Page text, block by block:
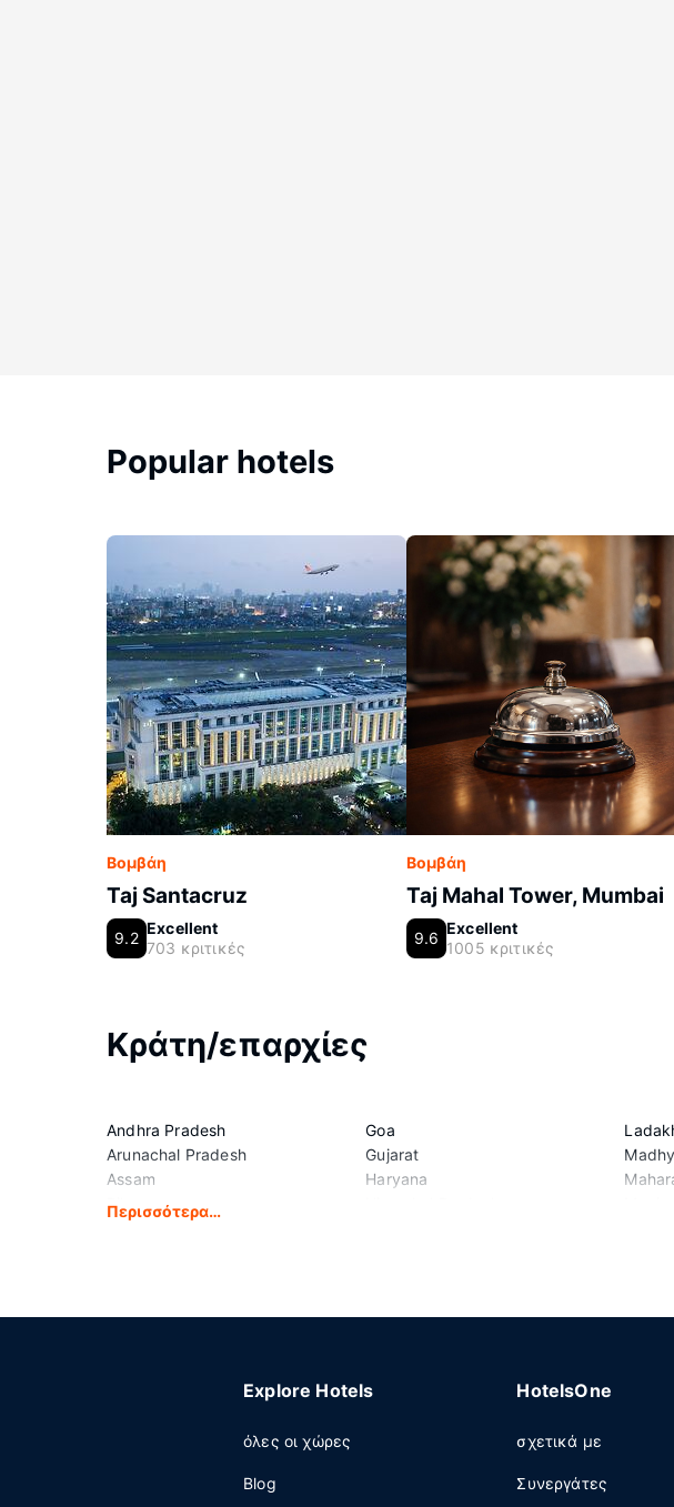
Popular hotels
Βομβάη
Taj Santacruz
9.2
Excellent
703 κριτικές
Βομβάη
Taj Mahal Tower, Mumbai
9.6
Excellent
1005 κριτικές
Κράτη/επαρχίες
Andhra Pradesh
Arunachal Pradesh
Assam
Bihar
Goa
Gujarat
Haryana
Περισσότερα…
Explore Hotels
όλες οι χώρες
Blog
HotelsOne
σχετικά με
Συνεργάτες